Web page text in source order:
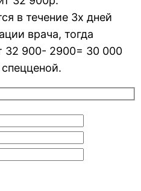
в течение 3х дней
врача, тогда
32 900- 2900= 30 000